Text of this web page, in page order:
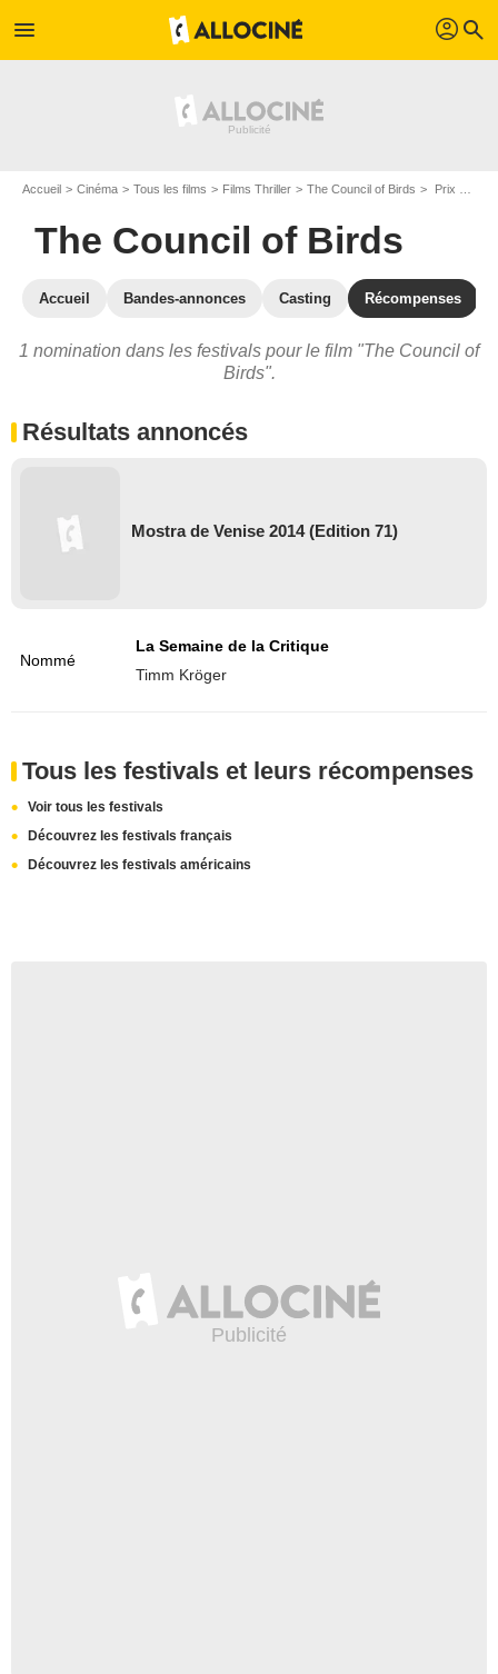
menu profil search
Accueil Cinéma Tous les films Films Thriller The Council of Birds Prix et nominations pour The Council of Birds
The Council of Birds
Accueil Bandes-annonces Casting Récompenses
1 nomination dans les festivals pour le film "The Council of
Birds".
Résultats annoncés
Mostra de Venise 2014 (Edition 71)
Nommé
La Semaine de la Critique
Timm Kröger
Tous les festivals et leurs récompenses
Voir tous les festivals
Découvrez les festivals français
Découvrez les festivals américains